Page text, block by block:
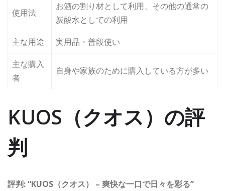
使用法
お酒の割り材として利用、その他の通常の
炭酸水としての利用
主な用途
実用品・普段使い
主な購入
者
自身や家族のために購入している方が多い
KUOS（クオス）の評
判
評判: “KUOS（クオス） – 爽快な一口で日々を彩る”